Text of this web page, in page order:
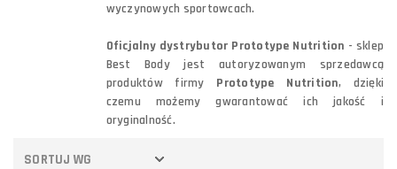
wyczynowych sportowcach.
Oficjalny dystrybutor Prototype Nutrition - sklep
Best Body jest autoryzowanym sprzedawcą
produktów firmy Prototype Nutrition, dzięki
czemu możemy gwarantować ich jakość i
oryginalność.
SORTUJ WG